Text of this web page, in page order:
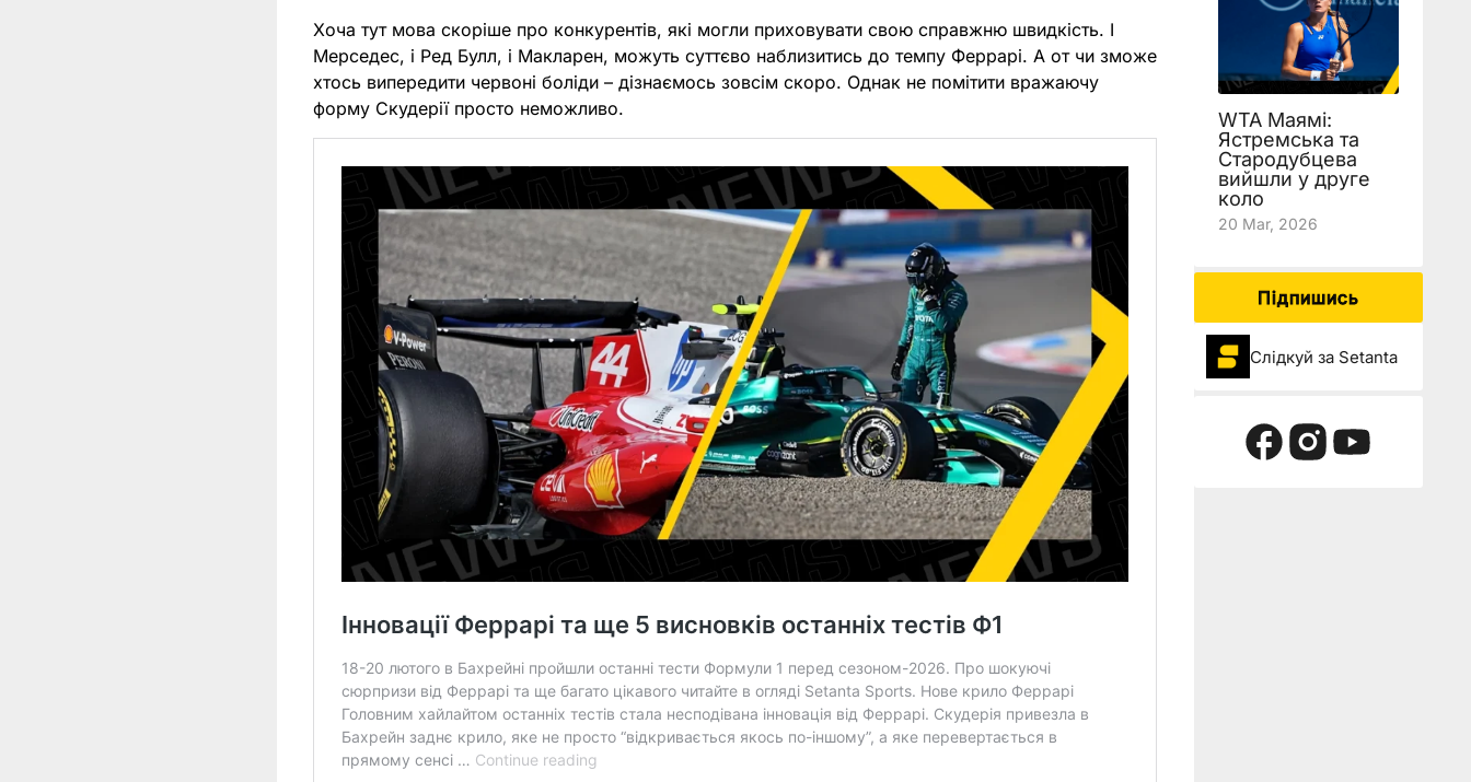
Хоча тут мова скоріше про конкурентів, які могли приховувати свою справжню швидкість. І
Мерседес, і Ред Булл, і Макларен, можуть суттєво наблизитись до темпу Феррарі. А от чи зможе
хтось випередити червоні боліди – дізнаємось зовсім скоро. Однак не помітити вражаючу
форму Скудерії просто неможливо.
WTA Маямі:
Ястремська та
Стародубцева
вийшли у друге
коло
20 Mar, 2026
Підпишись
Слідкуй за Setanta